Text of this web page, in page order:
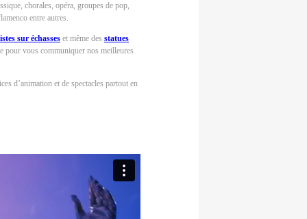
chorales, opéra, groupes de pop,
entre autres.
sur échasses et même des statues
pour vous communiquer nos meilleures
d’animation et de spectacles partout en